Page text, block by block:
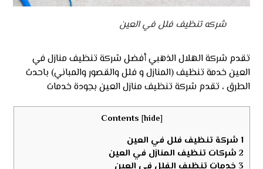
شركه تنظيف فلل في العين
تقدم شركة الهلال الذهبي أفضل شركة تنظيف منازل في
العين خدمة تنظيف (المنازل و فلل والقصور والمباني) باحدث
الطرق ، تقدم شركة تنظيف منازل العين بجودة خدمات
Contents [hide]
1 شركة تنظيف فلل في العين
2 شركات تنظيف المنازل في العين